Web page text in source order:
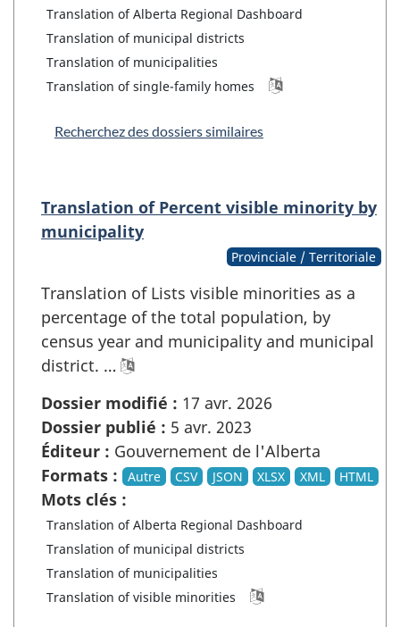
Translation of Alberta Regional Dashboard
Translation of municipal districts
Translation of municipalities
Translation of single-family homes
Recherchez des dossiers similaires
Translation of Percent visible minority by
municipality
Provinciale / Territoriale
Translation of Lists visible minorities as a
percentage of the total population, by
census year and municipality and municipal
district. …
Dossier modifié : 17 avr. 2026
Dossier publié : 5 avr. 2023
Éditeur : Gouvernement de l'Alberta
Formats :
Autre CSV JSON XLSX XML HTML
Mots clés :
Translation of Alberta Regional Dashboard
Translation of municipal districts
Translation of municipalities
Translation of visible minorities